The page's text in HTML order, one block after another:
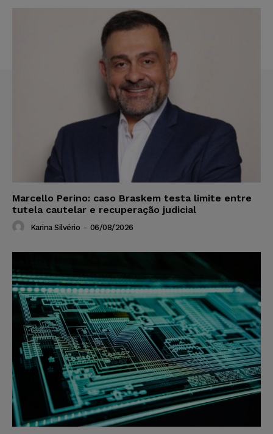
Marcello Perino: caso Braskem testa limite entre
tutela cautelar e recuperação judicial
Karina Silvério - 06/08/2026